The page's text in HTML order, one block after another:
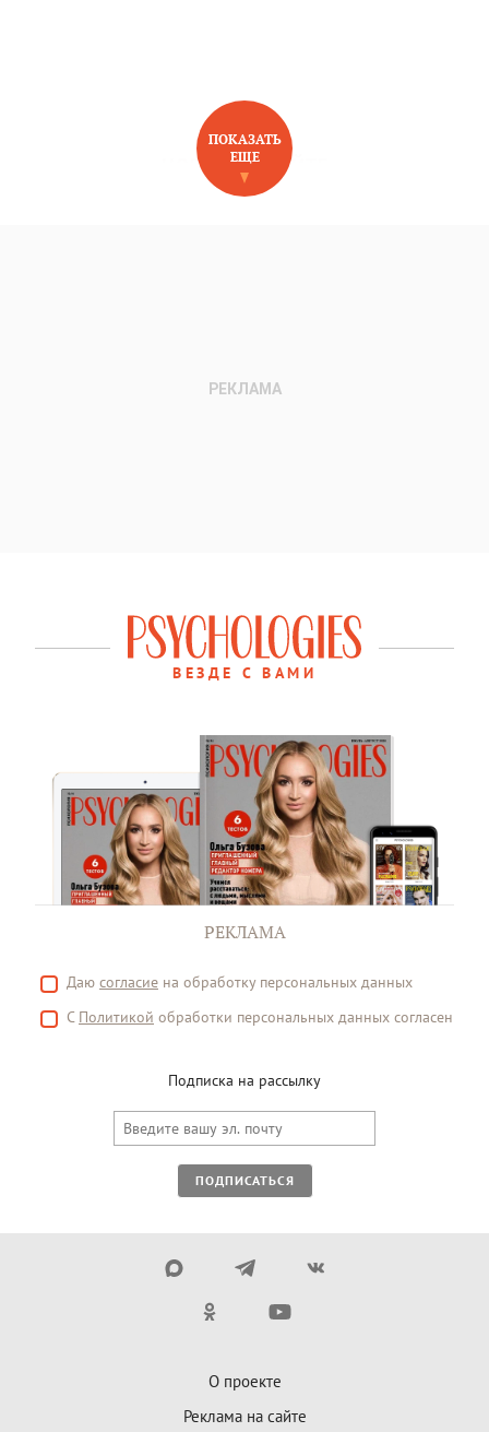
НОВОЕ НА САЙТЕ
ПОКАЗАТЬ
ЕЩЕ
ВЕЗДЕ С ВАМИ
РЕКЛАМА
Даю согласие на обработку персональных данных
С Политикой обработки персональных данных согласен
Подписка на рассылку
ПОДПИСАТЬСЯ
О проекте
Реклама на сайте